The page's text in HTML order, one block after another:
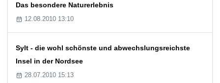
Das besondere Naturerlebnis
12.08.2010 13:10
Sylt - die wohl schönste und abwechslungsreichste
Insel in der Nordsee
28.07.2010 15:13